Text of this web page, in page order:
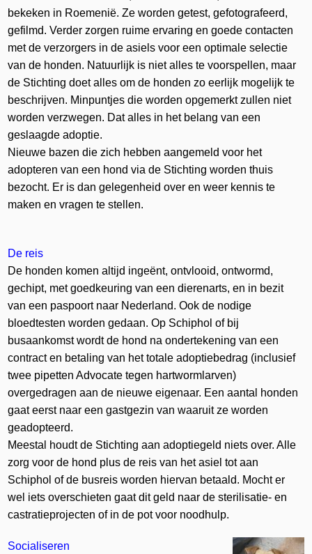
bekeken in Roemenië. Ze worden getest, gefotografeerd,
gefilmd. Verder zorgen ruime ervaring en goede contacten
met de verzorgers in de asiels voor een optimale selectie
van de honden. Natuurlijk is niet alles te voorspellen, maar
de Stichting doet alles om de honden zo eerlijk mogelijk te
beschrijven. Minpuntjes die worden opgemerkt zullen niet
worden verzwegen. Dat alles in het belang van een
geslaagde adoptie.
Nieuwe bazen die zich hebben aangemeld voor het
adopteren van een hond via de Stichting worden thuis
bezocht. Er is dan gelegenheid over en weer kennis te
maken en vragen te stellen.
De reis
De honden komen altijd ingeënt, ontvlooid, ontwormd,
gechipt, met goedkeuring van een dierenarts, en in bezit
van een paspoort naar Nederland. Ook de nodige
bloedtesten worden gedaan. Op Schiphol of bij
busaankomst wordt de hond na ondertekening van een
contract en betaling van het totale adoptiebedrag (inclusief
twee pipetten Advocate tegen hartwormlarven)
overgedragen aan de nieuwe eigenaar. Een aantal honden
gaat eerst naar een gastgezin van waaruit ze worden
geadopteerd.
Meestal houdt de Stichting aan adoptiegeld niets over. Alle
zorg voor de hond plus de reis van het asiel tot aan
Schiphol of de busreis worden hiervan betaald. Mocht er
wel iets overschieten gaat dit geld naar de sterilisatie- en
castratieprojecten of in de pot voor noodhulp.
Socialiseren